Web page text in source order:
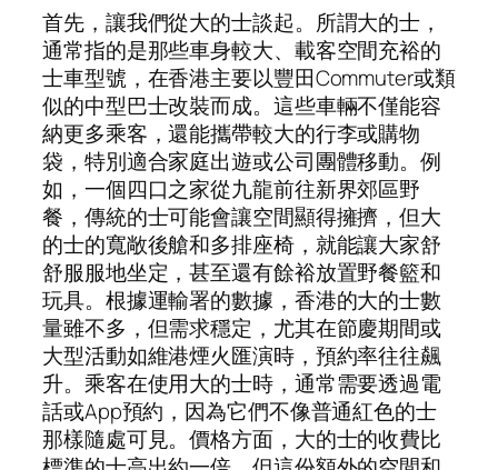
首先，讓我們從大的士談起。所謂大的士，
通常指的是那些車身較大、載客空間充裕的
士車型號，在香港主要以豐田Commuter或類
似的中型巴士改裝而成。這些車輛不僅能容
納更多乘客，還能攜帶較大的行李或購物
袋，特別適合家庭出遊或公司團體移動。例
如，一個四口之家從九龍前往新界郊區野
餐，傳統的士可能會讓空間顯得擁擠，但大
的士的寬敞後艙和多排座椅，就能讓大家舒
舒服服地坐定，甚至還有餘裕放置野餐籃和
玩具。根據運輸署的數據，香港的大的士數
量雖不多，但需求穩定，尤其在節慶期間或
大型活動如維港煙火匯演時，預約率往往飆
升。乘客在使用大的士時，通常需要透過電
話或App預約，因為它們不像普通紅色的士
那樣隨處可見。價格方面，大的士的收費比